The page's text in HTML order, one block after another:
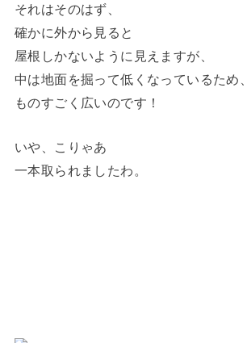
それはそのはず、
確かに外から見ると
屋根しかないように見えますが、
中は地面を掘って低くなっているため、
ものすごく広いのです！
いや、こりゃあ
一本取られましたわ。